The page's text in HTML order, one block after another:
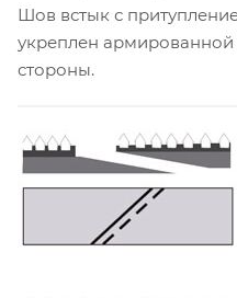
Шов встык с
укреплен
стороны.